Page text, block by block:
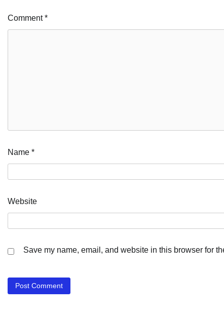
Comment*
Name *
Website
Save my name, email, and website in this browser for